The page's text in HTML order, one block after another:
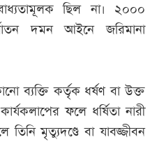
ছিল না। ২০০০
দমন আইনে জরিমানা
ব্যক্তি কর্তৃক ধর্ষণ বা উক্ত
ফলে ধর্ষিতা নারী
মৃত্যুদণ্ডে বা যাবজ্জীবন